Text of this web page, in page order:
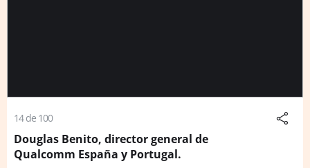
14 de 100
Douglas Benito, director general de
Qualcomm España y Portugal.